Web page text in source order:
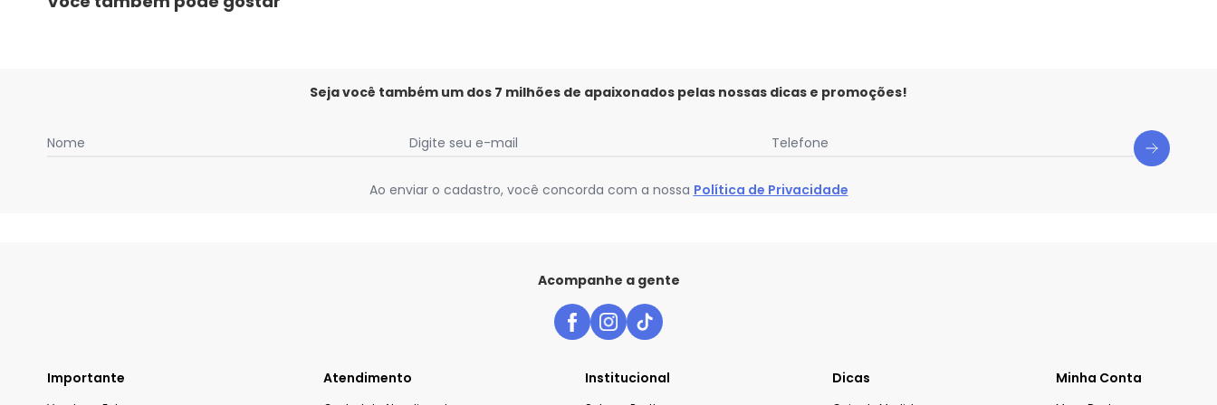
Seja você também um dos 7 milhões de apaixonados pelas nossas dicas e promoções!
Nome Digite seu e-mail Telefone
Ao enviar o cadastro, você concorda com a nossa Política de Privacidade
Acompanhe a gente
Importante Atendimento Institucional Dicas Minha Conta